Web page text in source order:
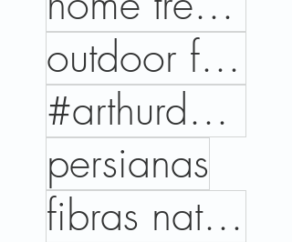
outdoor files
#arthurdecor #projetoeexecucao #areaexterna #coberturaaltopadrao #brooklyn #SP #varandagourmet #terr
persianas
fibras naturais